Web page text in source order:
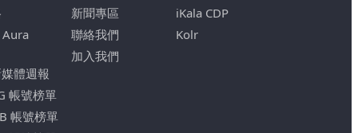
體週報
帳號榜單
帳號榜單
新聞專區
聯絡我們
加入我們
iKala CDP
Kolr